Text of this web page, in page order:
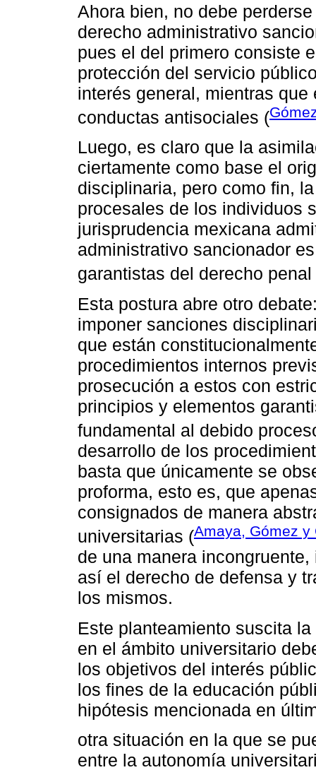
Ahora bien, no debe
derecho administrativo
pues el del primero consiste
protección del servicio
interés general, mientras
conductas antisociales (
Luego, es claro que la
ciertamente como base el
disciplinaria, pero como fin,
procesales de los individuos
jurisprudencia mexicana
administrativo sancionador
garantistas del derecho penal
Esta postura abre otro
imponer sanciones
que están
procedimientos internos
prosecución a estos con
principios y elementos
fundamental al debido
desarrollo de los
basta que únicamente se
proforma, esto es, que
consignados de manera
universitarias (Amaya, Gómez y
de una manera
así el derecho de defensa y
los mismos.
Este planteamiento suscita
en el ámbito universitario
los objetivos del interés
los fines de la educación
hipótesis mencionada en
otra situación en la que se
entre la autonomía